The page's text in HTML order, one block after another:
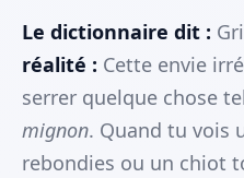
Le dictionnaire dit :
réalité : Cette envie
serrer quelque chose
mignon. Quand tu vois
rebondies ou un chiot